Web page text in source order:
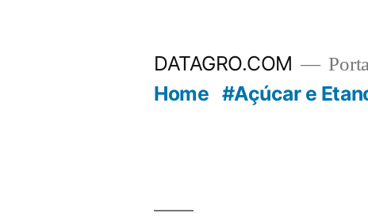
DATAGRO.COM
Home #Açúcar e